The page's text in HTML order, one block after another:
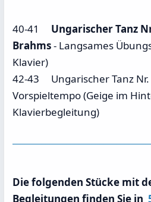
40-41 Ungarischer Tanz
Brahms- Langsames
Klavier)
42-43 Ungarischer Tanz Nr.
Vorspieltempo (Geige im
Klavierbegleitung)
Die folgenden Stücke mit
Begleitungen finden Sie in